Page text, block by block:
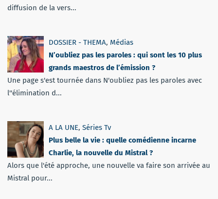
diffusion de la vers...
DOSSIER - THEMA, Médias
N’oubliez pas les paroles : qui sont les 10 plus
grands maestros de l’émission ?
Une page s'est tournée dans N'oubliez pas les paroles avec
l''élimination d...
A LA UNE, Séries Tv
Plus belle la vie : quelle comédienne incarne
Charlie, la nouvelle du Mistral ?
Alors que l'été approche, une nouvelle va faire son arrivée au
Mistral pour...